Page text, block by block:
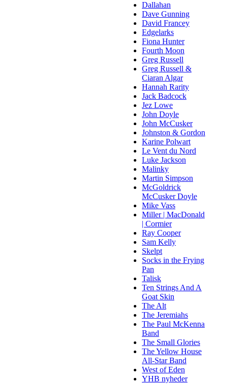
Dallahan
Dave Gunning
David Francey
Edgelarks
Fiona Hunter
Fourth Moon
Greg Russell
Greg Russell &
Ciaran Algar
Hannah Rarity
Jack Badcock
Jez Lowe
John Doyle
John McCusker
Johnston & Gordon
Karine Polwart
Le Vent du Nord
Luke Jackson
Malinky
Martin Simpson
McGoldrick
McCusker Doyle
Mike Vass
Miller | MacDonald
| Cormier
Ray Cooper
Sam Kelly
Skelpt
Socks in the Frying
Pan
Talisk
Ten Strings And A
Goat Skin
The Alt
The Jeremiahs
The Paul McKenna
Band
The Small Glories
The Yellow House
All-Star Band
West of Eden
YHB nyheder